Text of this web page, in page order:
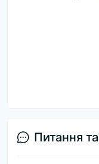
Питання та